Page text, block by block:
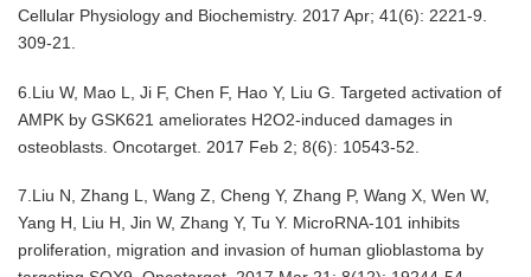
Cellular Physiology and Biochemistry. 2017 Apr; 41(6): 2221-9.
309-21.
6.Liu W, Mao L, Ji F, Chen F, Hao Y, Liu G. Targeted activation of
AMPK by GSK621 ameliorates H2O2-induced damages in
osteoblasts. Oncotarget. 2017 Feb 2; 8(6): 10543-52.
7.Liu N, Zhang L, Wang Z, Cheng Y, Zhang P, Wang X, Wen W,
Yang H, Liu H, Jin W, Zhang Y, Tu Y. MicroRNA-101 inhibits
proliferation, migration and invasion of human glioblastoma by